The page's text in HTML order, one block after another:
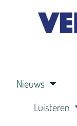
Nieuws
Luisteren